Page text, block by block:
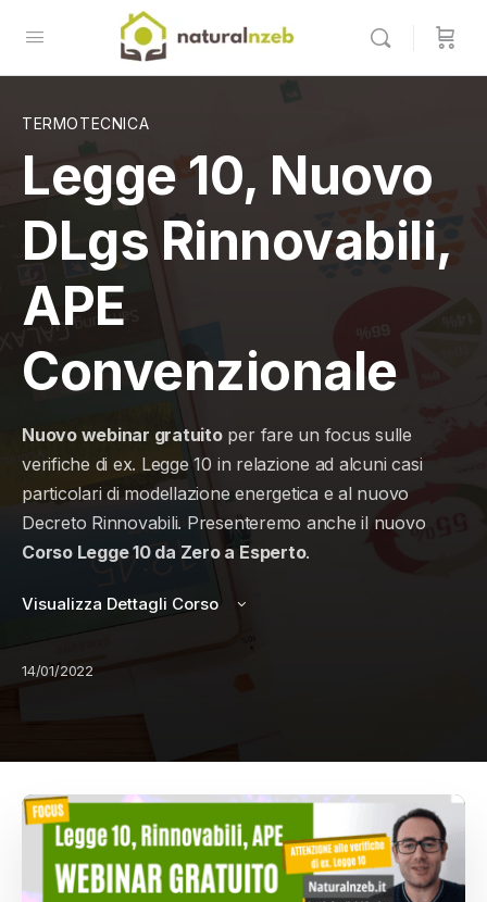
TERMOTECNICA
Legge 10, Nuovo
DLgs Rinnovabili,
APE
Convenzionale
Nuovo webinar gratuitoper fare un focus sulle
verifiche di ex. Legge 10 in relazione ad alcuni casi
particolari di modellazione energetica e al nuovo
Decreto Rinnovabili. Presenteremo anche il nuovo
Corso Legge 10 da Zero a Esperto.
Visualizza Dettagli Corso
14/01/2022